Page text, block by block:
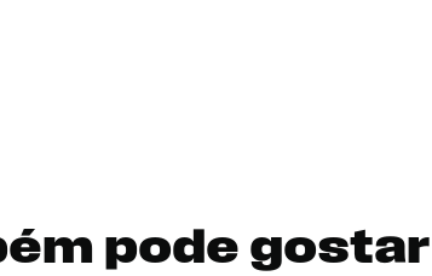
pode gostar